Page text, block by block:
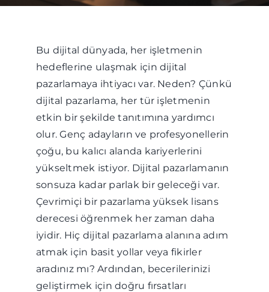
Bu dijital dünyada, her işletmenin
hedeflerine ulaşmak için dijital
pazarlamaya ihtiyacı var. Neden? Çünkü
dijital pazarlama, her tür işletmenin
etkin bir şekilde tanıtımına yardımcı
olur. Genç adayların ve profesyonellerin
çoğu, bu kalıcı alanda kariyerlerini
yükseltmek istiyor. Dijital pazarlamanın
sonsuza kadar parlak bir geleceği var.
Çevrimiçi bir pazarlama yüksek lisans
derecesi öğrenmek her zaman daha
iyidir. Hiç dijital pazarlama alanına adım
atmak için basit yollar veya fikirler
aradınız mı? Ardından, becerilerinizi
geliştirmek için doğru fırsatları